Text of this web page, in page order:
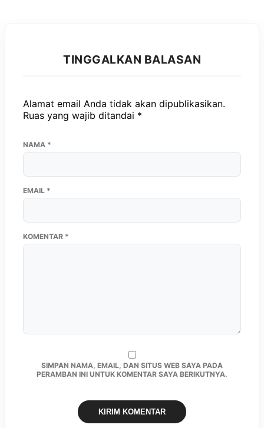
TINGGALKAN BALASAN
Alamat email Anda tidak akan dipublikasikan.
Ruas yang wajib ditandai *
KOMENTAR *
NAMA *
EMAIL *
SIMPAN NAMA, EMAIL, DAN SITUS WEB SAYA PADA
PERAMBAN INI UNTUK KOMENTAR SAYA BERIKUTNYA.